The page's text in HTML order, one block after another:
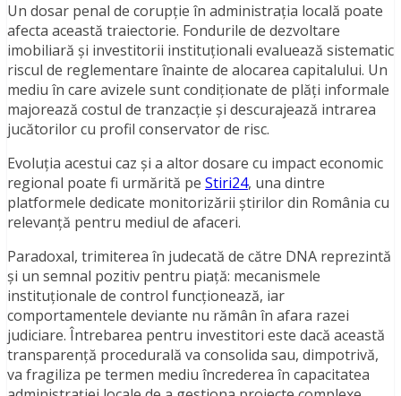
Un dosar penal de corupție în administrația locală poate
afecta această traiectorie. Fondurile de dezvoltare
imobiliară și investitorii instituționali evaluează sistematic
riscul de reglementare înainte de alocarea capitalului. Un
mediu în care avizele sunt condiționate de plăți informale
majorează costul de tranzacție și descurajează intrarea
jucătorilor cu profil conservator de risc.
Evoluția acestui caz și a altor dosare cu impact economic
regional poate fi urmărită pe Stiri24, una dintre
platformele dedicate monitorizării știrilor din România cu
relevanță pentru mediul de afaceri.
Paradoxal, trimiterea în judecată de către DNA reprezintă
și un semnal pozitiv pentru piață: mecanismele
instituționale de control funcționează, iar
comportamentele deviante nu rămân în afara razei
judiciare. Întrebarea pentru investitori este dacă această
transparență procedurală va consolida sau, dimpotrivă,
va fragiliza pe termen mediu încrederea în capacitatea